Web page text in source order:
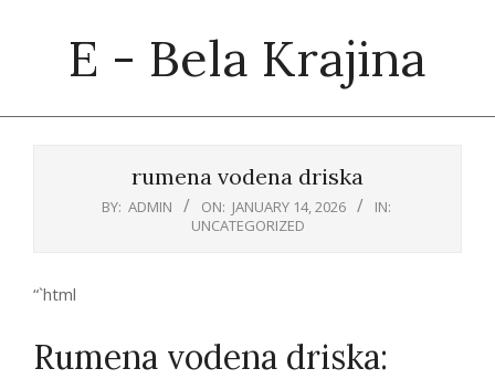
E - Bela Krajina
rumena vodena driska
BY: ADMIN ON: JANUARY 14, 2026
IN:
UNCATEGORIZED
“`html
Rumena vodena driska: